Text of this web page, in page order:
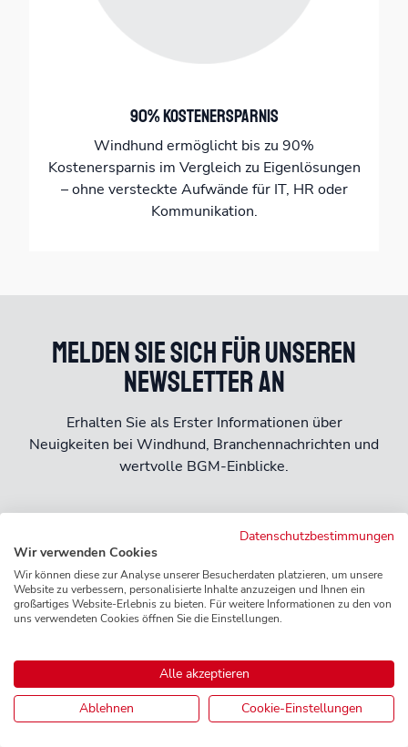
90% Kostenersparnis
Windhund ermöglicht bis zu 90%
Kostenersparnis im Vergleich zu Eigenlösungen
– ohne versteckte Aufwände für IT, HR oder
Kommunikation.
Melden Sie sich für unseren
Newsletter an
Erhalten Sie als Erster Informationen über
Neuigkeiten bei Windhund, Branchennachrichten und
wertvolle BGM-Einblicke.
Newsletter abonnieren
Häufig gestellte Fragen
Hier finden Sie Antworten auf die häufigsten Fragen
Datenschutzbestimmungen
Wir verwenden Cookies
Wir können diese zur Analyse unserer Besucherdaten platzieren, um unsere
Website zu verbessern, personalisierte Inhalte anzuzeigen und Ihnen ein
großartiges Website-Erlebnis zu bieten. Für weitere Informationen zu den von
uns verwendeten Cookies öffnen Sie die Einstellungen.
Alle akzeptieren
Ablehnen
Cookie-Einstellungen